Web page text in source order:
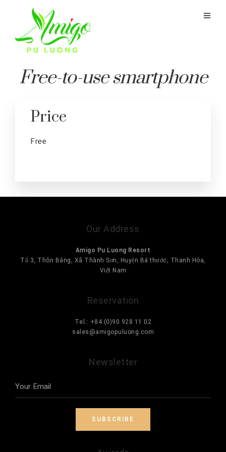
Free-to-use smartphone
Price
Free
Our Address
Amigo Pu Luong Resort
Tổ 3, Thôn Báng, Xã Thành Sơn, Huyện Bá thước, Thanh Hóa,
Việt Nam
Reservation
Tel.: +84 (0)90 928 11 02
sales@amigopuluong.com
Newsletter